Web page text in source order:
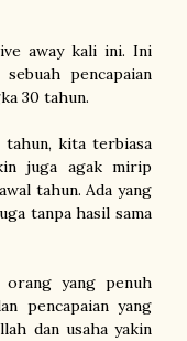
away kali ini. Ini
pencapaian
30 tahun.
kita terbiasa
juga agak mirip
tahun. Ada yang
tanpa hasil sama
orang yang penuh
pencapaian yang
dan usaha yakin